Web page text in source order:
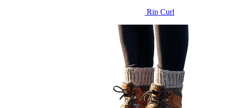
Rip Curl